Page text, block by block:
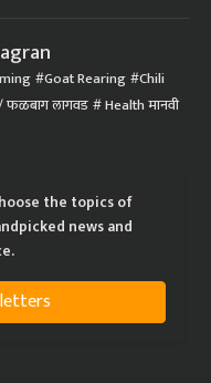
Goat Rearing Chili
लागवड Health मानवी
the topics of
news and